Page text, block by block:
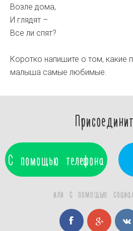
Возле дома,
И глядят –
Все ли спят?
Коротко напишите о том, какие
малыша самые любимые.
С помощью телефона
или с помощью